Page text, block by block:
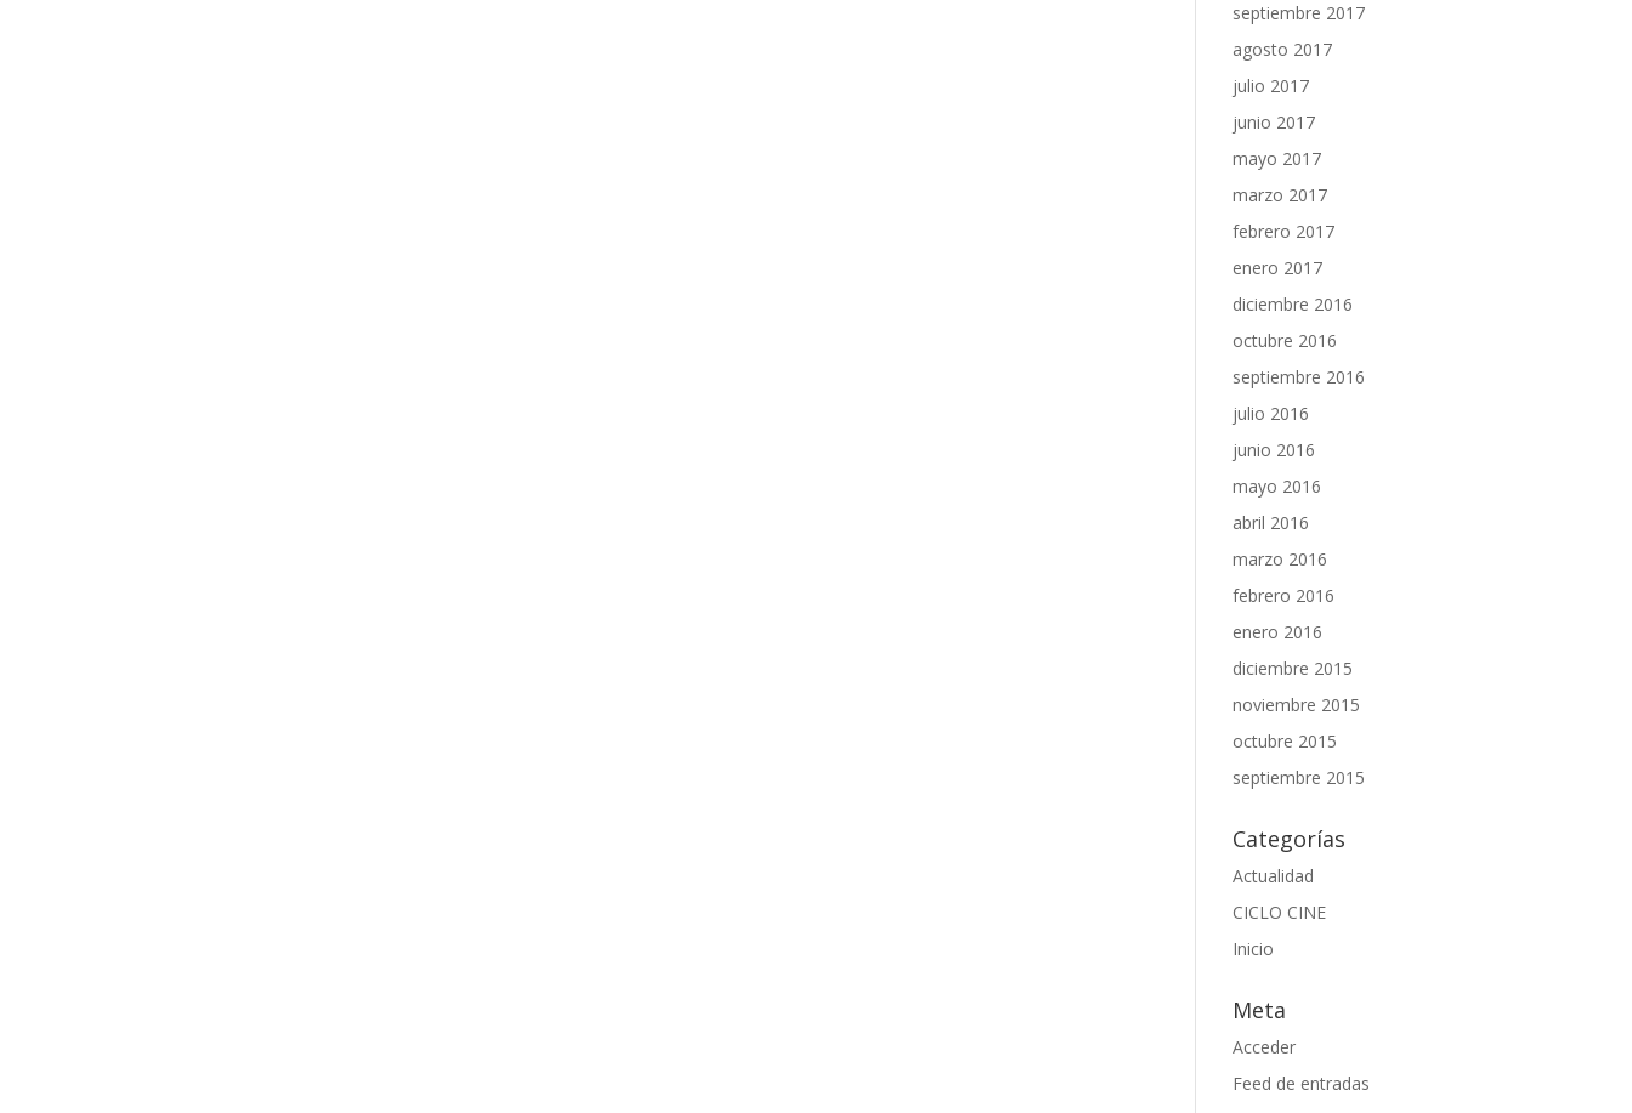
septiembre 2017
agosto 2017
julio 2017
junio 2017
mayo 2017
marzo 2017
febrero 2017
enero 2017
diciembre 2016
octubre 2016
septiembre 2016
julio 2016
junio 2016
mayo 2016
abril 2016
marzo 2016
febrero 2016
enero 2016
diciembre 2015
noviembre 2015
octubre 2015
septiembre 2015
Categorías
Actualidad
CICLO CINE
Inicio
Meta
Acceder
Feed de entradas